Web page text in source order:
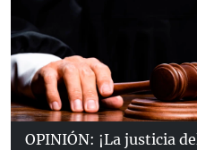
OPINIÓN: ¡La justicia